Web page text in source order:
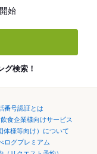
始
グ検索！
番号認証とは
食企業様向けサービス
体様等向け）について
ログプレミアム